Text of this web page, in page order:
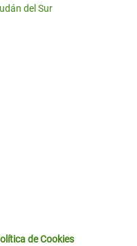
del Sur
de Cookies